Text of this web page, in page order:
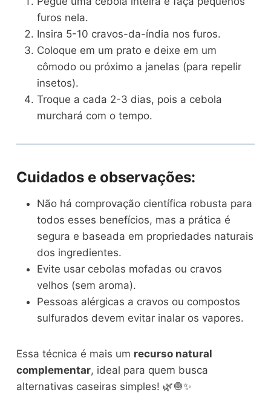
furos nela.
Insira 5-10 cravos-da-índia nos furos.
Coloque em um prato e deixe em um
cômodo ou próximo a janelas (para repelir
insetos).
Troque a cada 2-3 dias, pois a cebola
murchará com o tempo.
Cuidados e observações:
Não há comprovação científica robusta para
todos esses benefícios, mas a prática é
segura e baseada em propriedades naturais
dos ingredientes.
Evite usar cebolas mofadas ou cravos
velhos (sem aroma).
Pessoas alérgicas a cravos ou compostos
sulfurados devem evitar inalar os vapores.
Essa técnica é mais um recurso natural
complementar, ideal para quem busca
alternativas caseiras simples! 🌿🧅✨